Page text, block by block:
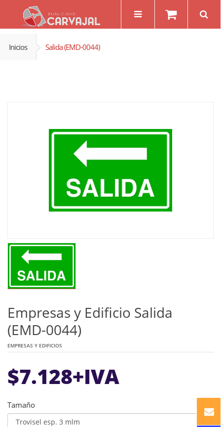
Inicios Salida (EMD-0044)
Empresas y Edificio Salida
(EMD-0044)
EMPRESAS Y EDIFICIOS
$7.128+IVA
Tamaño